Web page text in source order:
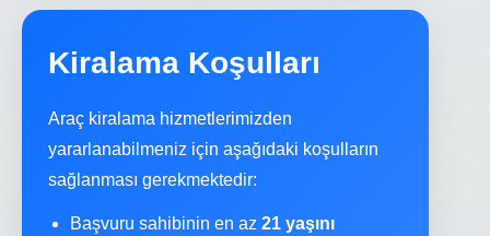
Kiralama Koşulları
Araç kiralama hizmetlerimizden
yararlanabilmeniz için aşağıdaki koşulların
sağlanması gerekmektedir:
Başvuru sahibinin en az 21 yaşını